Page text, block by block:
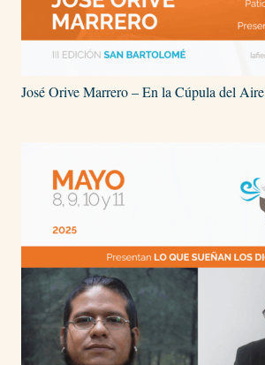
José Orive Marrero – En la Cúpula del Aire